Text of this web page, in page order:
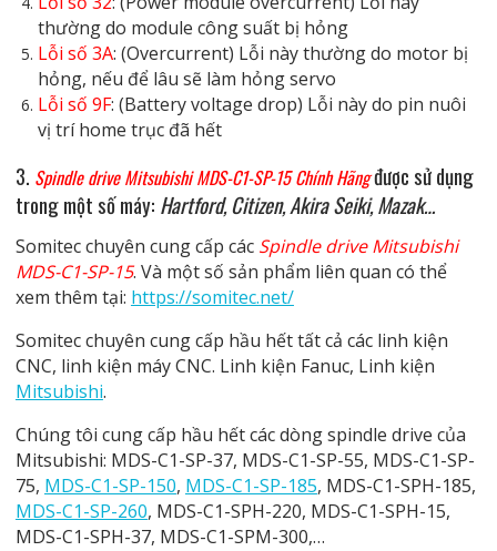
thường do module công suất bị hỏng
Lỗi số 3A: (Overcurrent) Lỗi này thường do motor bị
hỏng, nếu để lâu sẽ làm hỏng servo
Lỗi số 9F: (Battery voltage drop) Lỗi này do pin nuôi
vị trí home trục đã hết
3. Spindle drive Mitsubishi MDS-C1-SP-15 Chính Hãngđược sử dụng
trong một số máy: Hartford, Citizen, Akira Seiki, Mazak…
Somitec chuyên cung cấp các Spindle drive Mitsubishi
MDS-C1-SP-15. Và một số sản phẩm liên quan có thể
xem thêm tại: https://somitec.net/
Somitec chuyên cung cấp hầu hết tất cả các linh kiện
CNC, linh kiện máy CNC. Linh kiện Fanuc, Linh kiện
Mitsubishi.
Chúng tôi cung cấp hầu hết các dòng spindle drive của
Mitsubishi: MDS-C1-SP-37, MDS-C1-SP-55, MDS-C1-SP-
75, MDS-C1-SP-150, MDS-C1-SP-185, MDS-C1-SPH-185,
MDS-C1-SP-260, MDS-C1-SPH-220, MDS-C1-SPH-15,
MDS-C1-SPH-37, MDS-C1-SPM-300,…